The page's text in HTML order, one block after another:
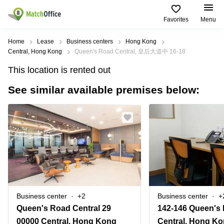
Favorites Menu
Rent & Let
Type of
premises
Offices
Business
Centre
Coworking
Virtual
Office
Meeting
Popular
Cities
Kowloon
Kennedy
Town
Wong
Chuk
Hang
Cheung
Sha
Wan
Wan
Chai
Popular
searches
Business
Centre in
Kowloon
Office
Space in
Kennedy
Town
Coworking
in Wong
Chuk
Coworking
Help
About us
List your office
Price
Log in
Home Lease Business centers
Hong Kong
Central, Hong Kong
Queen's Road Central, 皇后大道中 16-18
This location is rented out
See similar available premises below:
Business center +2
Queen's Road Central 29
00000 Central, Hong Kong
Business center
Central, Hong